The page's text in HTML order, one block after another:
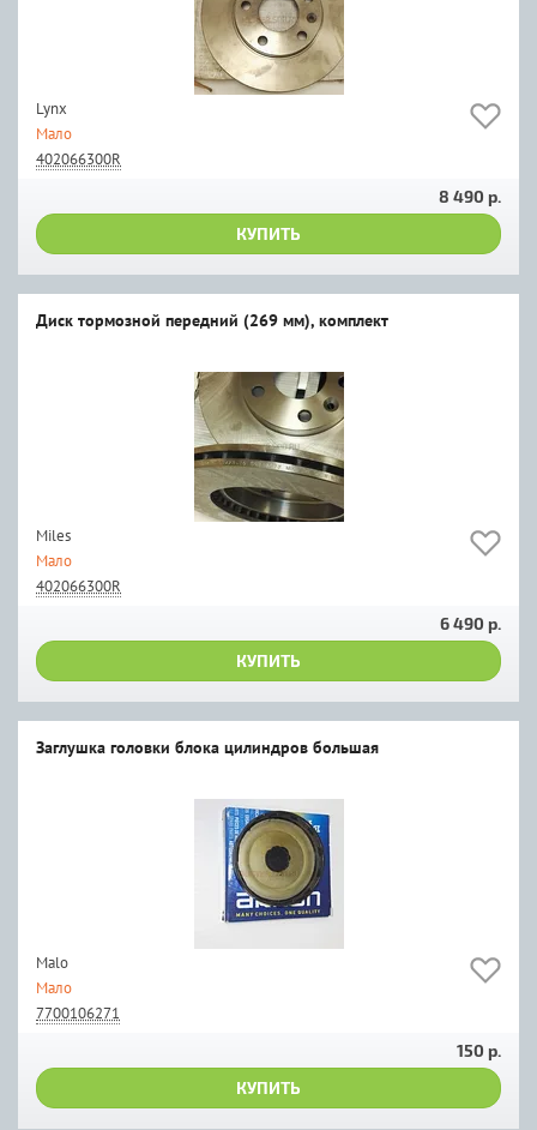
Lynx
Мало
402066300R
8 490 р.
КУПИТЬ
Диск тормозной передний (269 мм), комплект
Miles
Мало
402066300R
6 490 р.
КУПИТЬ
Заглушка головки блока цилиндров большая
Malo
Мало
7700106271
150 р.
КУПИТЬ